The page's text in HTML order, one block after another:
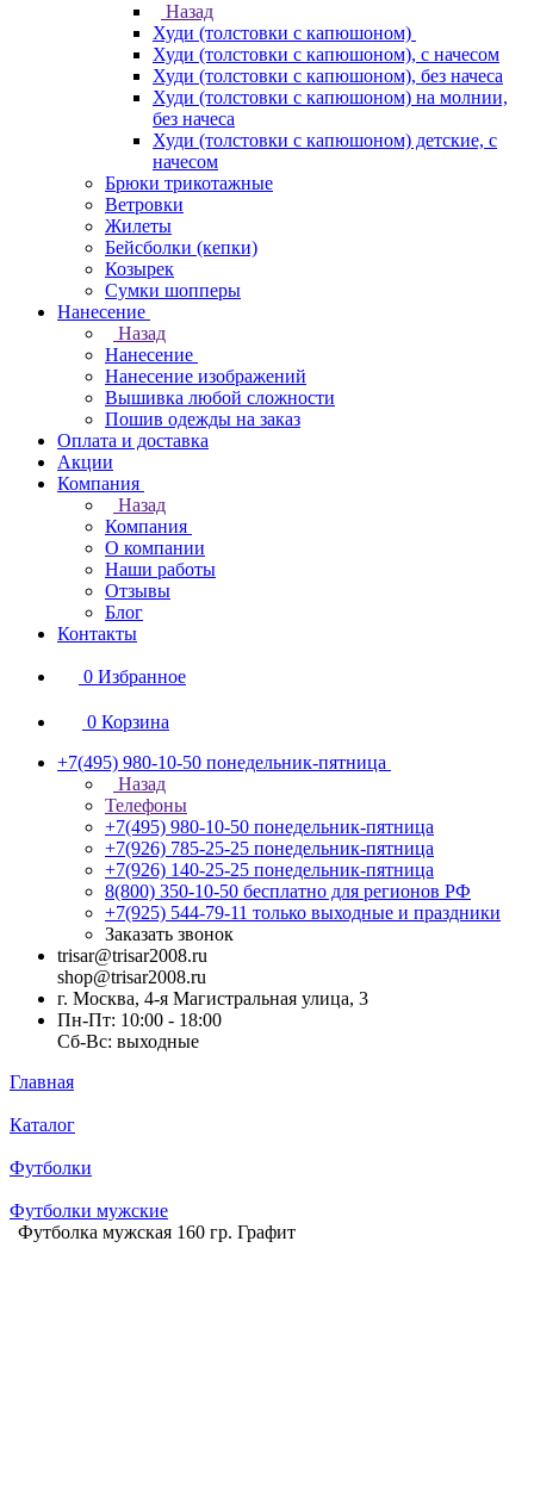
Назад
Худи (толстовки с капюшоном)
Худи (толстовки c капюшоном), с начесом
Худи (толстовки c капюшоном), без начеса
Худи (толстовки с капюшоном) на молнии,
без начеса
Худи (толстовки c капюшоном) детские, с
начесом
Брюки трикотажные
Ветровки
Жилеты
Бейсболки (кепки)
Козырек
Сумки шопперы
Нанесение
Назад
Нанесение
Нанесение изображений
Вышивка любой сложности
Пошив одежды на заказ
Оплата и доставка
Акции
Компания
Назад
Компания
О компании
Наши работы
Отзывы
Блог
Контакты
0 Избранное
0 Корзина
+7(495) 980-10-50 понедельник-пятница
Назад
Телефоны
+7(495) 980-10-50 понедельник-пятница
+7(926) 785-25-25 понедельник-пятница
+7(926) 140-25-25 понедельник-пятница
8(800) 350-10-50 бесплатно для регионов РФ
+7(925) 544-79-11 только выходные и праздники
Заказать звонок
trisar@trisar2008.ru
shop@trisar2008.ru
г. Москва, 4-я Магистральная улица, 3
Пн-Пт: 10:00 - 18:00
Сб-Вс: выходные
Главная
Каталог
Футболки
Футболки мужские
Футболка мужская 160 гр. Графит